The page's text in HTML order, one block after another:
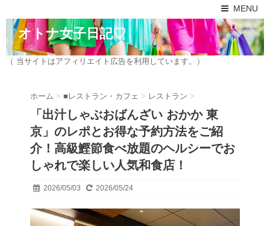
MENU
オトナ女子日記♡
（ 当サイトはアフィリエイト広告を利用しています。）
ホーム > ■レストラン・カフェ > レストラン >
「出汁しゃぶおばんざい おかか 東
京」のレポとお得な予約方法をご紹
介！高級鰹節食べ放題のヘルシーでお
しゃれで楽しい人気和食店！
2026/05/03 2026/05/24